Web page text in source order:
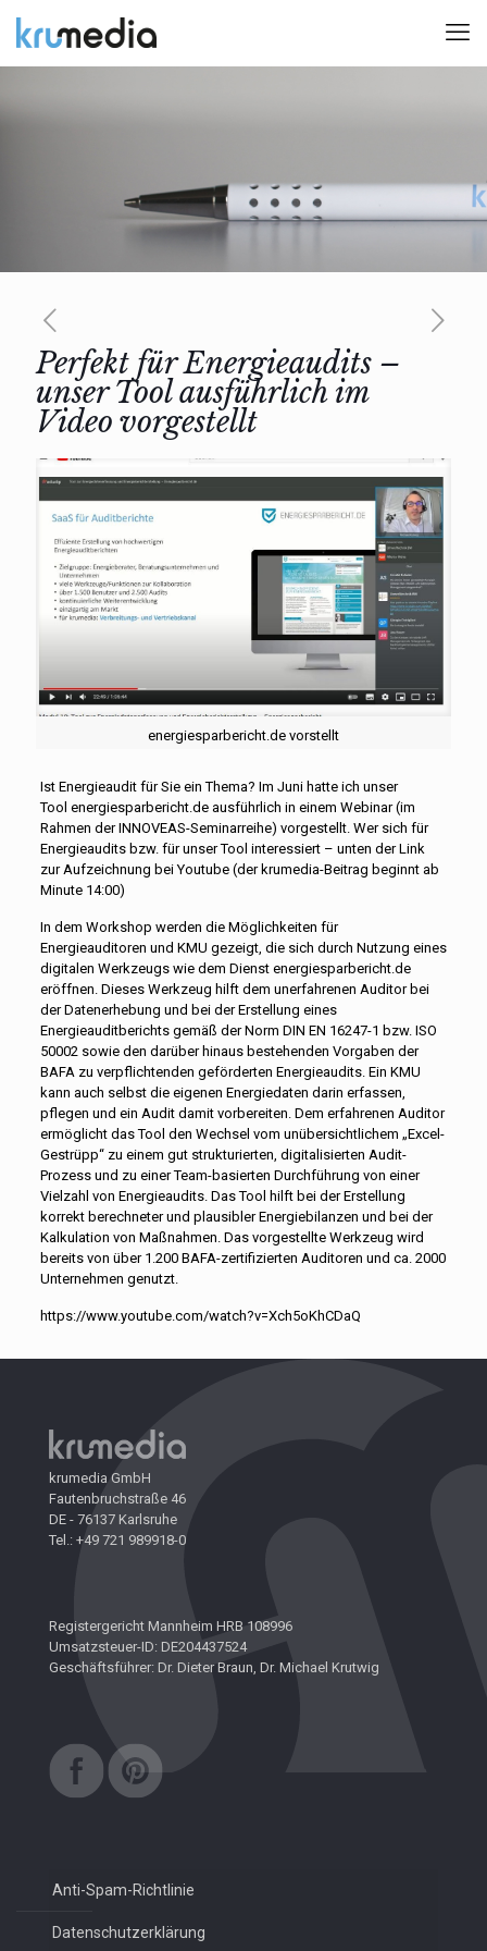
Perfekt für Energieaudits –
unser Tool ausführlich im
Video vorgestellt
energiesparbericht.de vorstellt
Ist Energieaudit für Sie ein Thema? Im Juni hatte ich unser
Tool energiesparbericht.deausführlich in einem Webinar (im
Rahmen der INNOVEAS-Seminarreihe) vorgestellt. Wer sich für
Energieaudits bzw. für unser Tool interessiert – unten der Link
zur Aufzeichnung bei Youtube (der krumedia-Beitrag beginnt ab
Minute 14:00)
In dem Workshop werden die Möglichkeiten für
Energieauditoren und KMU gezeigt, die sich durch Nutzung eines
digitalen Werkzeugs wie dem Dienst energiesparbericht.de
eröffnen. Dieses Werkzeug hilft dem unerfahrenen Auditor bei
der Datenerhebung und bei der Erstellung eines
Energieauditberichts gemäß der Norm DIN EN 16247-1 bzw. ISO
50002 sowie den darüber hinaus bestehenden Vorgaben der
BAFA zu verpflichtenden geförderten Energieaudits. Ein KMU
kann auch selbst die eigenen Energiedaten darin erfassen,
pflegen und ein Audit damit vorbereiten. Dem erfahrenen Auditor
ermöglicht das Tool den Wechsel vom unübersichtlichem „Excel-
Gestrüpp“ zu einem gut strukturierten, digitalisierten Audit-
Prozess und zu einer Team-basierten Durchführung von einer
Vielzahl von Energieaudits. Das Tool hilft bei der Erstellung
korrekt berechneter und plausibler Energiebilanzen und bei der
Kalkulation von Maßnahmen. Das vorgestellte Werkzeug wird
bereits von über 1.200 BAFA-zertifizierten Auditoren und ca. 2000
Unternehmen genutzt.
https://www.youtube.com/watch?v=Xch5oKhCDaQ
krumedia GmbH
Fautenbruchstraße 46
DE - 76137 Karlsruhe
Tel.: +49 721 989918-0
Registergericht Mannheim HRB 108996
Umsatzsteuer-ID: DE204437524
Geschäftsführer: Dr. Dieter Braun, Dr. Michael Krutwig
Anti-Spam-Richtlinie
Datenschutzerklärung